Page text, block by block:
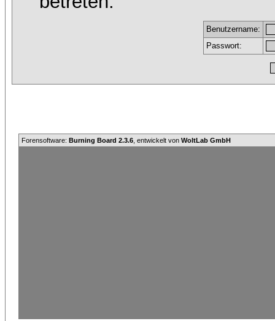
Benutzername:
Passwort:
Forensoftware: Burning Board 2.3.6 , entwickelt von WoltLab GmbH